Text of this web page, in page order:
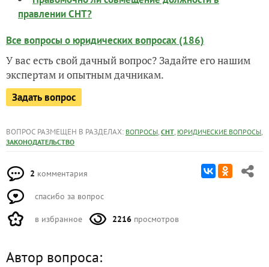
правлении СНТ?
Все вопросы о юридических вопросах (186)
У вас есть свой дачный вопрос? Задайте его нашим
экспертам и опытным дачникам.
Задать вопрос
ВОПРОС РАЗМЕЩЕН В РАЗДЕЛАХ: ВОПРОСЫ, СНТ, ЮРИДИЧЕСКИЕ ВОПРОСЫ,
ЗАКОНОДАТЕЛЬСТВО
2 комментария
спасибо за вопрос
в избранное 2216 просмотров
Автор вопроса: